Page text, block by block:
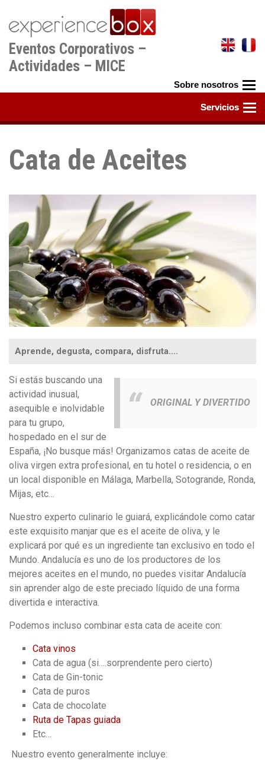
contenido
principal
Eventos Corporativos –
Actividades – MICE
Cata de Aceites
Aprende, degusta, compara, disfruta….
ORIGINAL Y DIVERTIDO
Si estás buscando una
actividad inusual,
asequible e inolvidable
para tu grupo,
hospedado en el sur de
España, ¡No busque más! Organizamos catas de aceite de
oliva virgen extra profesional, en tu hotel o residencia, o en
un local disponible en Málaga, Marbella, Sotogrande, Ronda,
Mijas, etc…
Nuestro experto culinario le guiará, explicándole como catar
este exquisito manjar que es el aceite de oliva, y le
explicará por qué es un ingrediente tan exclusivo en todo el
Mundo. Andalucía es uno de los productores de los
mejores aceites en el mundo, no puedes visitar Andalucía
sin aprender algo de este preciado líquido de una forma
divertida e interactiva.
Podemos incluso combinar esta cata de aceite con:
Cata vinos
Cata de agua (si….sorprendente pero cierto)
Cata de Gin-tonic
Cata de puros
Cata de chocolate
Ruta de Tapas guiada
Etc…
Nuestro evento generalmente incluye: